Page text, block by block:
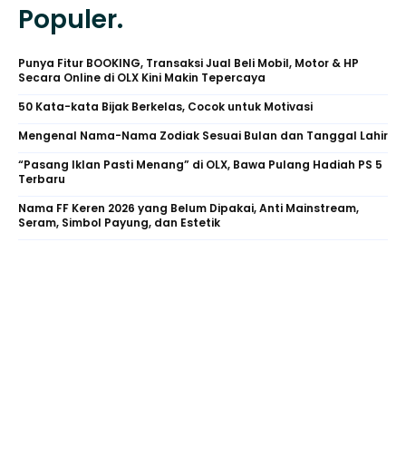
Populer.
Punya Fitur BOOKING, Transaksi Jual Beli Mobil, Motor & HP
Secara Online di OLX Kini Makin Tepercaya
50 Kata-kata Bijak Berkelas, Cocok untuk Motivasi
Mengenal Nama-Nama Zodiak Sesuai Bulan dan Tanggal Lahir
“Pasang Iklan Pasti Menang” di OLX, Bawa Pulang Hadiah PS 5
Terbaru
Nama FF Keren 2026 yang Belum Dipakai, Anti Mainstream,
Seram, Simbol Payung, dan Estetik